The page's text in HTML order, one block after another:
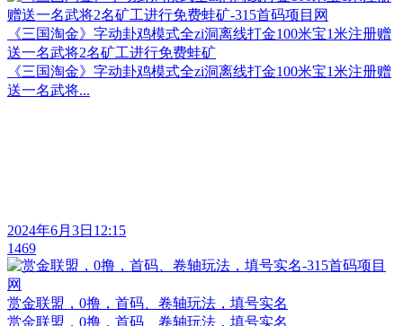
《三国淘金》字动卦鸡模式全zi洞离线打金100米宝1米注册赠
送一名武将2名矿工进行免费蛙矿
《三国淘金》字动卦鸡模式全zi洞离线打金100米宝1米注册赠
送一名武将...
2024年6月3日12:15
1469
赏金联盟，0撸，首码、卷轴玩法，填号实名
赏金联盟，0撸，首码、卷轴玩法，填号实名